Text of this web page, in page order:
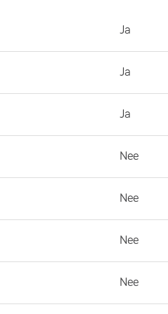
Ja
Ja
Ja
Nee
Nee
Nee
Nee